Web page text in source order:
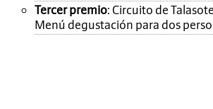
Tercer premio: Circuito de
Menú degustación para dos